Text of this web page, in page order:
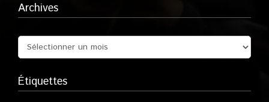
Archives
Étiquettes